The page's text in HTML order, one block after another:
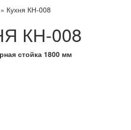
Кухня КН-008
КН-008
стойка 1800 мм